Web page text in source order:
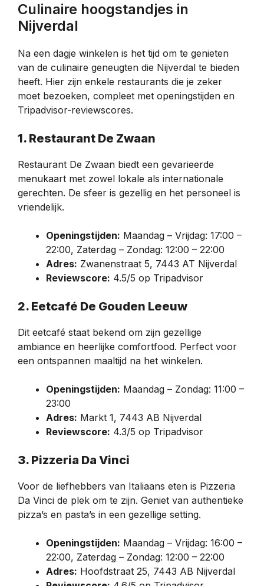
Culinaire hoogstandjes in
Nijverdal
Na een dagje winkelen is het tijd om te genieten
van de culinaire geneugten die Nijverdal te bieden
heeft. Hier zijn enkele restaurants die je zeker
moet bezoeken, compleet met openingstijden en
Tripadvisor-reviewscores.
1. Restaurant De Zwaan
Restaurant De Zwaan biedt een gevarieerde
menukaart met zowel lokale als internationale
gerechten. De sfeer is gezellig en het personeel is
vriendelijk.
Openingstijden: Maandag – Vrijdag: 17:00 –
22:00, Zaterdag – Zondag: 12:00 – 22:00
Adres: Zwanenstraat 5, 7443 AT Nijverdal
Reviewscore: 4.5/5 op Tripadvisor
2. Eetcafé De Gouden Leeuw
Dit eetcafé staat bekend om zijn gezellige
ambiance en heerlijke comfortfood. Perfect voor
een ontspannen maaltijd na het winkelen.
Openingstijden: Maandag – Zondag: 11:00 –
23:00
Adres: Markt 1, 7443 AB Nijverdal
Reviewscore: 4.3/5 op Tripadvisor
3. Pizzeria Da Vinci
Voor de liefhebbers van Italiaans eten is Pizzeria
Da Vinci de plek om te zijn. Geniet van authentieke
pizza’s en pasta’s in een gezellige setting.
Openingstijden: Maandag – Vrijdag: 16:00 –
22:00, Zaterdag – Zondag: 12:00 – 22:00
Adres: Hoofdstraat 25, 7443 AB Nijverdal